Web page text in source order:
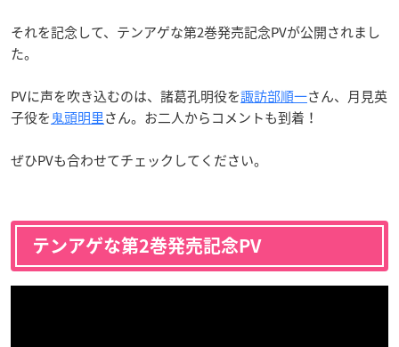
それを記念して、テンアゲな第2巻発売記念PVが公開されまし
た。
PVに声を吹き込むのは、諸葛孔明役を諏訪部順一さん、月見英
子役を⻤頭明里さん。お二人からコメントも到着！
ぜひPVも合わせてチェックしてください。
テンアゲな第2巻発売記念PV